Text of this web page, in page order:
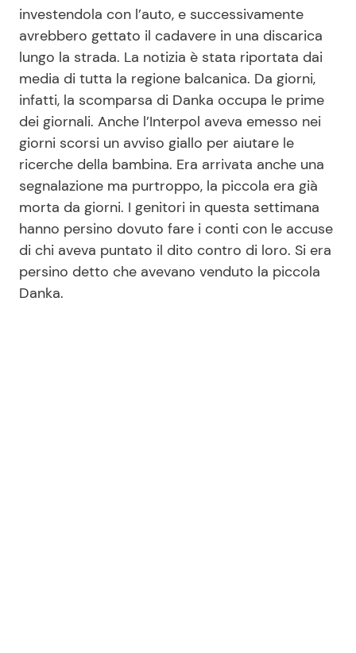
investendola con l’auto, e successivamente
avrebbero gettato il cadavere in una discarica
lungo la strada. La notizia è stata riportata dai
media di tutta la regione balcanica. Da giorni,
infatti, la scomparsa di Danka occupa le prime
dei giornali. Anche l’Interpol aveva emesso nei
giorni scorsi un avviso giallo per aiutare le
ricerche della bambina. Era arrivata anche una
segnalazione ma purtroppo, la piccola era già
morta da giorni. I genitori in questa settimana
hanno persino dovuto fare i conti con le accuse
di chi aveva puntato il dito contro di loro. Si era
persino detto che avevano venduto la piccola
Danka.